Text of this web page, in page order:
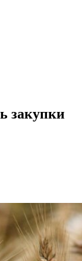
закупки